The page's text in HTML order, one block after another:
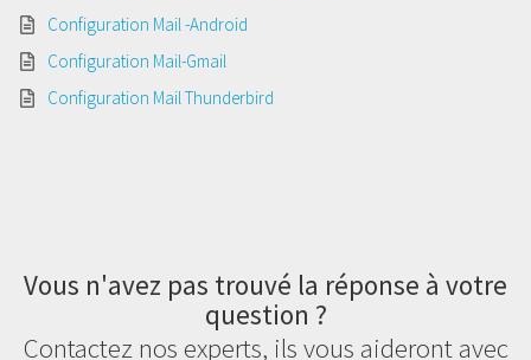
Configuration Mail -Android
Configuration Mail-Gmail
Configuration Mail Thunderbird
Vous n'avez pas trouvé la réponse à votre
question ?
Contactez nos experts, ils vous aideront avec